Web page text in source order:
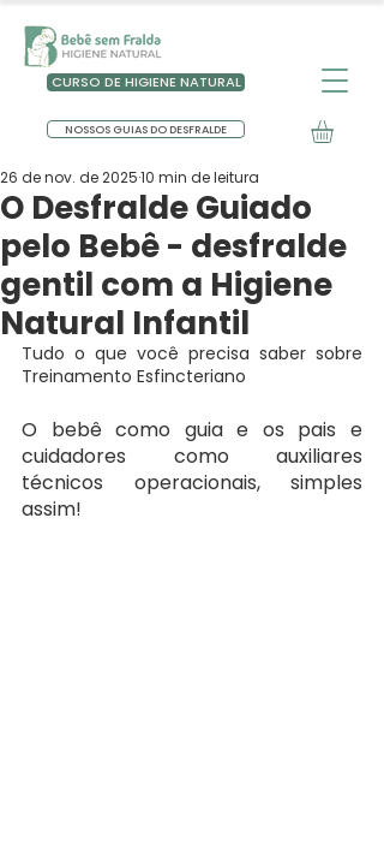
CURSO DE HIGIENE NATURAL
NOSSOS GUIAS DO DESFRALDE
O Desfralde Guiado
pelo Bebê - desfralde
gentil com a Higiene
Natural Infantil
26 de nov. de 202510 min de leitura
Tudo o que você precisa saber sobre
Treinamento Esfincteriano
O bebê como guia e os pais e
cuidadores como auxiliares
técnicos operacionais, simples
assim!